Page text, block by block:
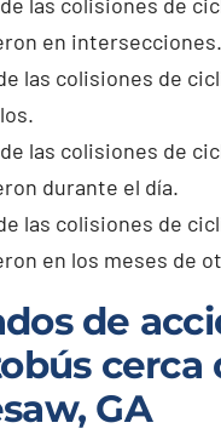
en intersecciones.
las colisiones de
las colisiones de
durante el día.
las colisiones de
en los meses de
de
cerca
GA